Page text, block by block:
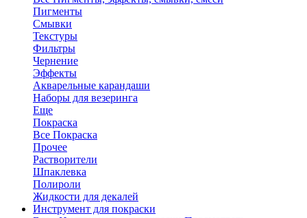
Пигменты
Смывки
Текстуры
Фильтры
Чернение
Эффекты
Акварельные карандаши
Наборы для везеринга
Еще
Покраска
Все Покраска
Прочее
Растворители
Шпаклевка
Полироли
Жидкости для декалей
Инструмент для покраски